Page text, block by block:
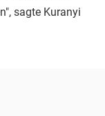
sagte Kuranyi